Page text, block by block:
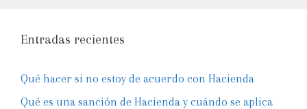
Entradas recientes
Qué hacer si no estoy de acuerdo con Hacienda
Qué es una sanción de Hacienda y cuándo se aplica